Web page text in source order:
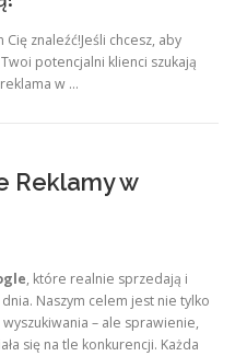
znaleźć!Jeśli chcesz, aby
potencjalni klienci szukają
w …
Reklamy w
, które realnie sprzedają i
Naszym celem jest nie tylko
– ale sprawienie,
się na tle konkurencji. Każda